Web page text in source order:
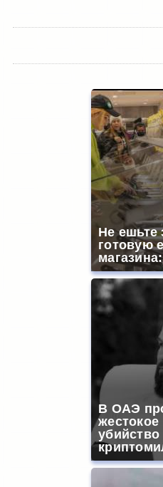
Не ешьте
готовую
В ОАЭ
жестокое
убийство